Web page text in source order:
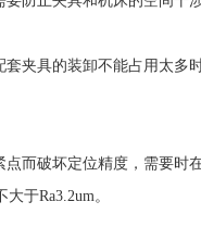
夹具的装卸不能占用太多时
而破坏定位精度，需要时
于Ra3.2um。